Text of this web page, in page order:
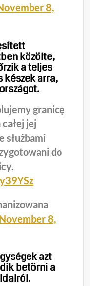
8,
közölte,
a teljes
készek arra,
granicę
jej
służbami
do
November 8,
azt
betörni a